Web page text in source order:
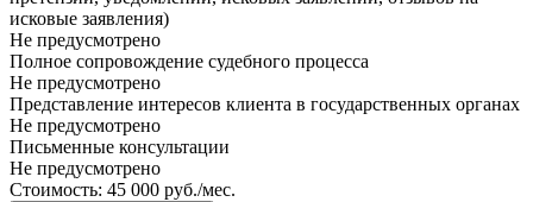
исковые заявления)
Не предусмотрено
Полное сопровождение судебного процесса
Не предусмотрено
Представление интересов клиента в государственных органах
Не предусмотрено
Письменные консультации
Не предусмотрено
Стоимость: 45 000 руб./мес.